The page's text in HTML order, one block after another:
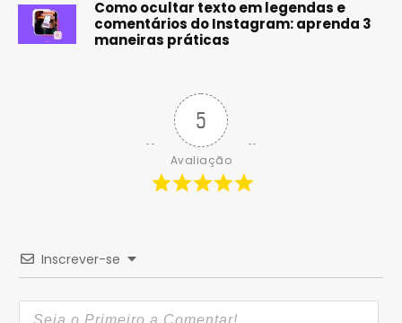
Como ocultar texto em legendas e
comentários do Instagram: aprenda 3
maneiras práticas
5
Avaliação
Inscrever-se